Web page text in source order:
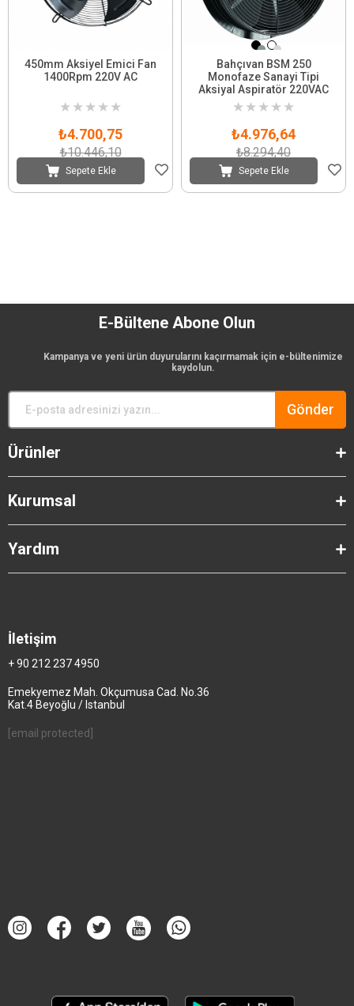
450mm Aksiyel Emici Fan
1400Rpm 220V AC
★ ★ ★ ★ ★
₺4.700,75
₺10.446,10
Sepete Ekle
Bahçıvan BSM 250
Monofaze Sanayi Tipi
Aksiyal Aspiratör 220VAC
★ ★ ★ ★ ★
₺4.976,64
₺8.294,40
Sepete Ekle
E-Bültene Abone Olun
Kampanya ve yeni ürün duyurularını kaçırmamak için e-bültenimize
kaydolun.
Gönder
Ürünler
Kurumsal
Yardım
İletişim
+ 90 212 237 4950
Emekyemez Mah. Okçumusa Cad. No.36
Kat.4 Beyoğlu / Istanbul
[email protected]